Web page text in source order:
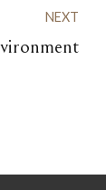
NEXT